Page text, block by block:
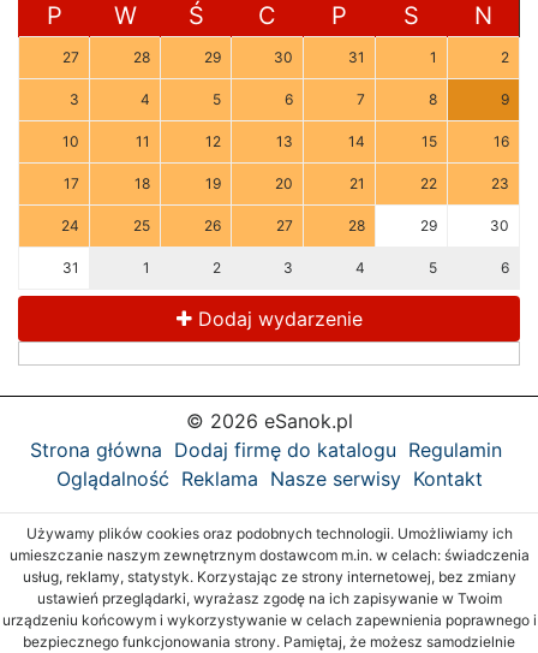
P W Ś C P S N
27 28 29 30 31 1 2
3 4 5 6 7 8 9
10 11 12 13 14 15 16
17 18 19 20 21 22 23
24 25 26 27 28 29 30
31 1 2 3 4 5 6
Dodaj wydarzenie
© 2026 eSanok.pl
Strona główna Dodaj firmę do katalogu Regulamin
Oglądalność Reklama Nasze serwisy Kontakt
Używamy plików cookies oraz podobnych technologii. Umożliwiamy ich
umieszczanie naszym zewnętrznym dostawcom m.in. w celach: świadczenia
usług, reklamy, statystyk. Korzystając ze strony internetowej, bez zmiany
ustawień przeglądarki, wyrażasz zgodę na ich zapisywanie w Twoim
urządzeniu końcowym i wykorzystywanie w celach zapewnienia poprawnego i
bezpiecznego funkcjonowania strony. Pamiętaj, że możesz samodzielnie